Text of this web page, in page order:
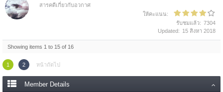
สารคดีเกี่ยวกับอวกาศ
ให้คะแนน:
รับชมแล้ว: 7304
Updated: 15 สิงหา 2018
Showing items 1 to 15 of 16
1 2 หน้าถัดไป
Member Details